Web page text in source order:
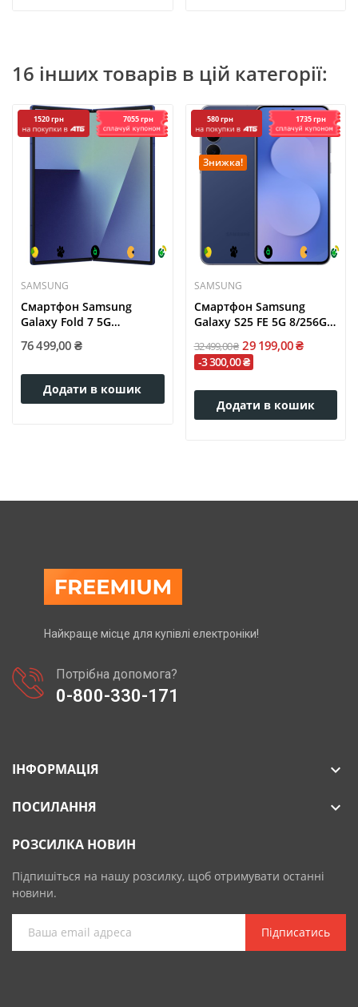
16 інших товарів в цій категорії:
1520 грн 7055 грн
SAMSUNG
Смартфон Samsung
Galaxy Fold 7 5G
76 499,00 ₴
Додати в кошик
580 грн 1735 грн
Знижка!
SAMSUNG
Смартфон Samsung
Galaxy S25 FE 5G 8/256GB
32 499,00 ₴ 29 199,00 ₴
-3 300,00 ₴
Додати в кошик
Найкраще місце для купівлі електроніки!
Потрібна допомога?
0-800-330-171
ІНФОРМАЦІЯ 
ПОСИЛАННЯ 
РОЗСИЛКА НОВИН
Підпишіться на нашу розсилку, щоб отримувати останні
новини.
Підписатись